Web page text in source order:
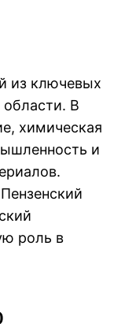
из ключевых
В
химическая
и
роль в